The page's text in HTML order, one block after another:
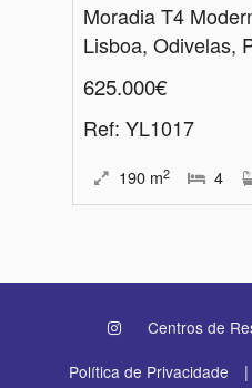
Lisboa, Odivelas,
625.000€
Ref: YL1017
190 m2 4
Centros de
Política de Privacidade |